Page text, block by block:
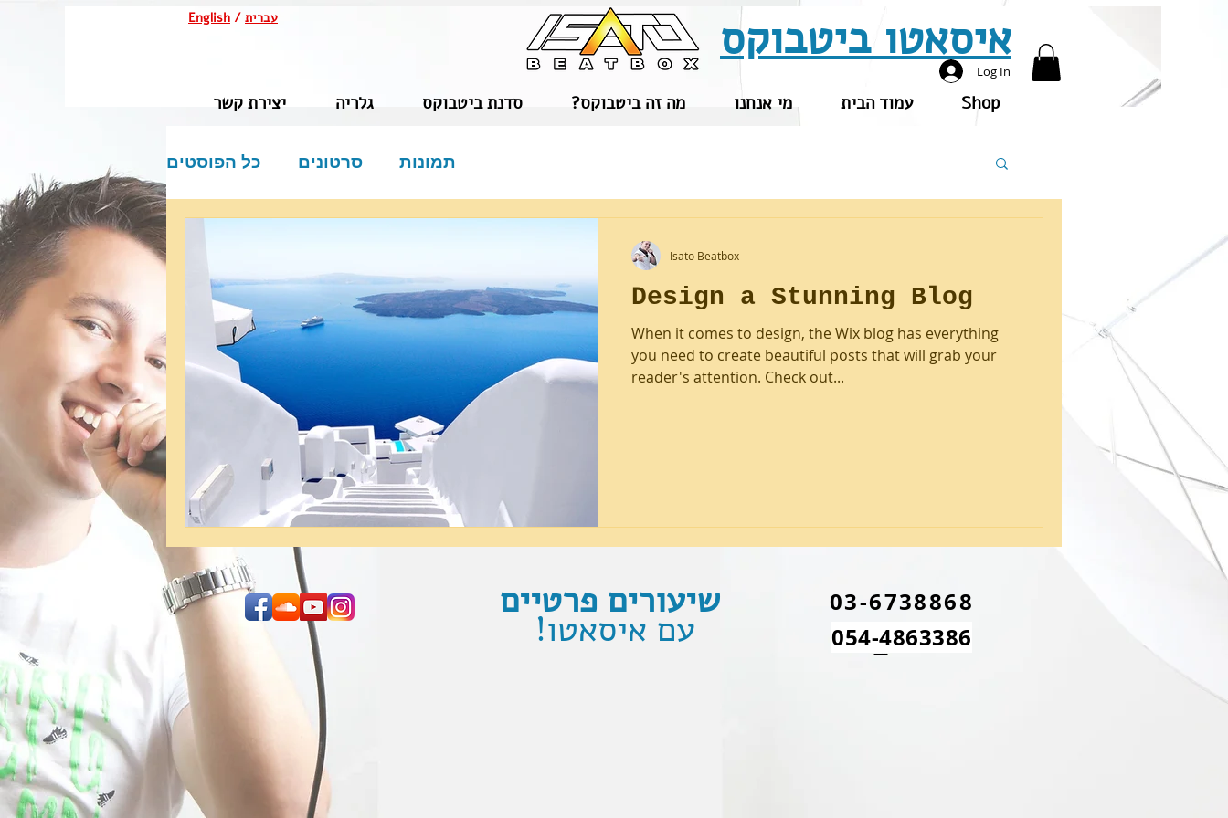
איסאטו ביטבוקס English / עברית
יצירת קשר גלריה סדנת ביטבוקס ?מה זה ביטבוקס מי אנחנו עמוד הבית Shop
Log In
כל הפוסטים סרטונים תמונות
Design a Stunning Blog
When it comes to design, the Wix blog has everything
you need to create beautiful posts that will grab your
reader's attention. Check out...
Isato Beatbox
שיעורים פרטיים
עם איסאטו!
03-6738868
לפרטים
נוספים צלצלו054-4863386